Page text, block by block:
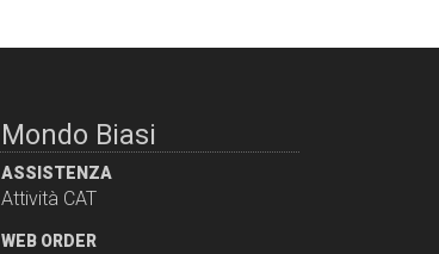
Mondo Biasi
ASSISTENZA
Attività CAT
WEB ORDER